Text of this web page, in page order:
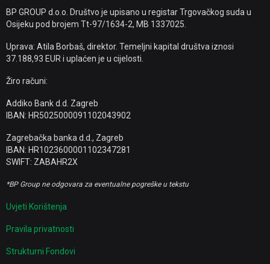
BP GROUP d.o.o. Društvo je upisano u registar Trgovačkog suda u
Osijeku pod brojem Tt-97/1634-2, MB 1337025.
Uprava: Atila Borbaš, direktor. Temeljni kapital društva iznosi
37.188,93 EUR i uplaćen je u cijelosti.
Žiro računi:
Addiko Bank d.d. Zagreb
IBAN: HR5025000091102043902
Zagrebačka banka d.d., Zagreb
IBAN: HR1023600001102347281
SWIFT: ZABAHR2X
*BP Group ne odgovara za eventualne pogreške u tekstu
Uvjeti Korištenja
Pravila privatnosti
Strukturni Fondovi